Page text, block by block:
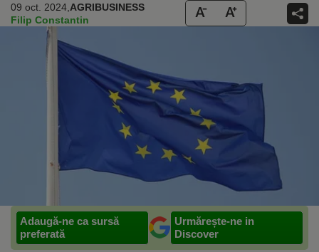
09 oct. 2024, AGRIBUSINESS
Filip Constantin
Adaugă-ne ca sursă
preferată
Urmărește-ne in
Discover